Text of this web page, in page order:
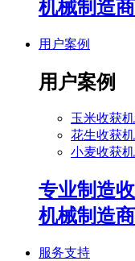
机械制造商
用户案例
用户案例
玉米收获
花生收获
小麦收获
专业制造
机械制造商
服务支持